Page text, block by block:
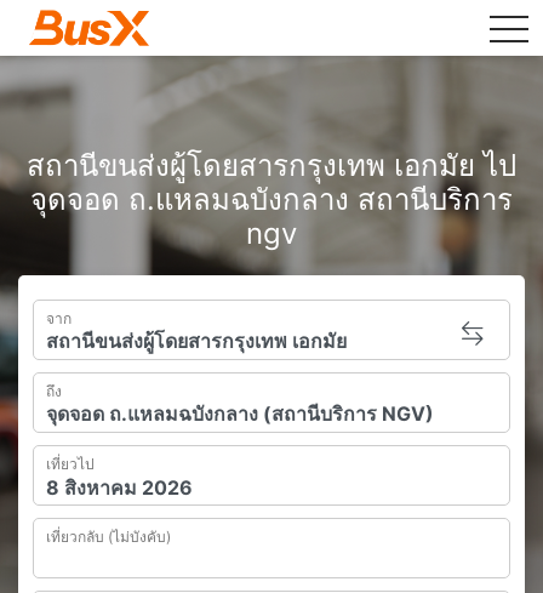
สถานีขนส่งผู้โดยสารกรุงเทพ เอกมัย ไป
จุดจอด ถ.แหลมฉบังกลาง สถานีบริการ
ngv
จาก
ถึง
เที่ยวไป
เที่ยวกลับ (ไม่บังคับ)